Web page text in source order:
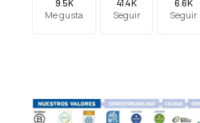
9.5K
Me gusta
41.4K
Seguir
6.6K
Seguir